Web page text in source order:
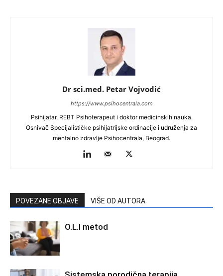
Dr sci.med. Petar Vojvodić
https://www.psihocentrala.com
Psihijatar, REBT Psihoterapeut i doktor medicinskih nauka.
Osnivač Specijalističke psihijatrijske ordinacije i udruženja za
mentalno zdravlje Psihocentrala, Beograd.
POVEZANE OBJAVE VIŠE OD AUTORA
O.L.I metod